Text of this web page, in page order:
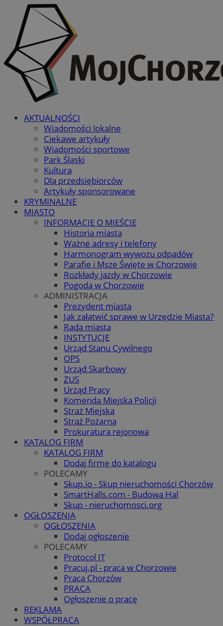
AKTUALNOŚCI
Wiadomości lokalne
Ciekawe artykuły
Wiadomości sportowe
Park Śląski
Kultura
Dla przedsiębiorców
Artykuły sponsorowane
KRYMINALNE
MIASTO
INFORMACJE O MIEŚCIE
Historia miasta
Ważne adresy i telefony
Harmonogram wywozu odpadów
Parafie i Msze Święte w Chorzowie
Rozkłady jazdy w Chorzowie
Pogoda w Chorzowie
ADMINISTRACJA
Prezydent miasta
Jak załatwić sprawę w Urzędzie Miasta?
Rada miasta
INSTYTUCJE
Urząd Stanu Cywilnego
OPS
Urząd Skarbowy
ZUS
Urząd Pracy
Komenda Miejska Policji
Straż Miejska
Straż Pożarna
Prokuratura rejonowa
KATALOG FIRM
KATALOG FIRM
Dodaj firmę do katalogu
POLECAMY
Skup.io - Skup nieruchomości Chorzów
SmartHalls.com - Budowa Hal
Skup - nieruchomosci.org
OGŁOSZENIA
OGŁOSZENIA
Dodaj ogłoszenie
POLECAMY
Protocol IT
Pracuj.pl - praca w Chorzowie
Praca Chorzów
PRACA
Ogłoszenie o pracę
REKLAMA
WSPÓŁPRACA